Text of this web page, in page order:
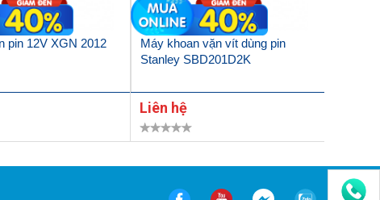
pin 12V XGN 2012
Máy khoan vặn vít dùng pin
Stanley SBD201D2K
Liên hệ